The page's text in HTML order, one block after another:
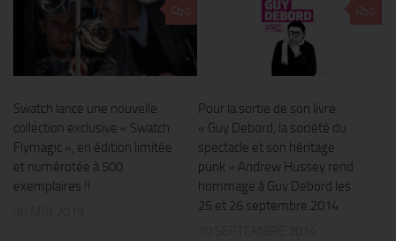
Swatch lance une nouvelle
collection exclusive « Swatch
Flymagic », en édition limitée
et numérotée à 500
exemplaires !!
Pour la sortie de son livre
« Guy Debord, la société du
spectacle et son héritage
punk » Andrew Hussey rend
hommage à Guy Debord les
25 et 26 septembre 2014